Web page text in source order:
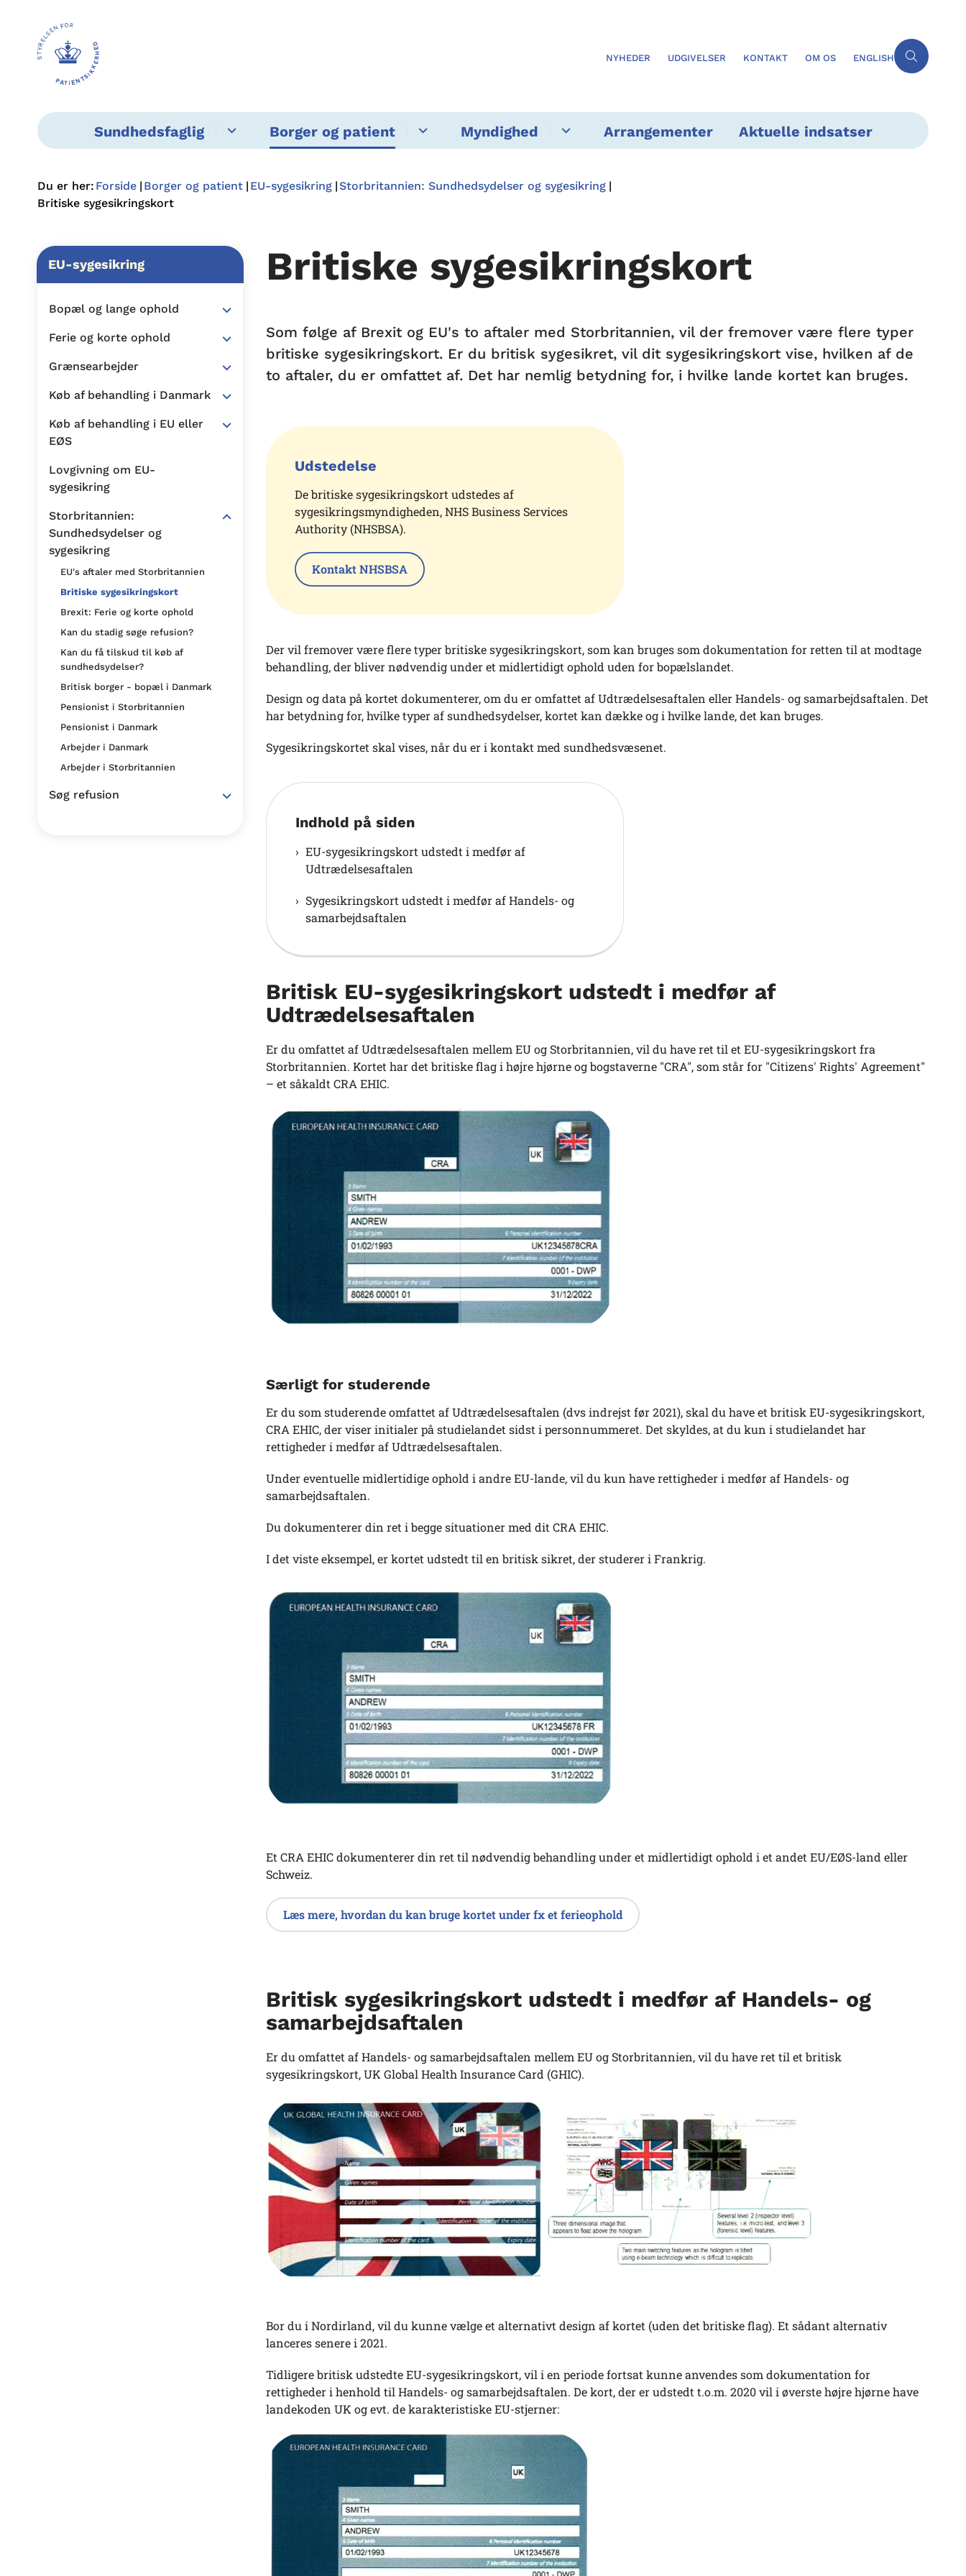
NYHEDER UDGIVELSER KONTAKT OM OS ENGLISH
Sundhedsfaglig Borger og patient Myndighed Arrangementer Aktuelle indsatser
Du er her: Forside Borger og patient EU-sygesikring Storbritannien: Sundhedsydelser og sygesikring
Britiske sygesikringskort
EU-sygesikring
Bopæl og lange ophold
Ferie og korte ophold
Grænsearbejder
Køb af behandling i Danmark
Køb af behandling i EU eller
EØS
Lovgivning om EU-
sygesikring
Storbritannien:
Sundhedsydelser og
sygesikring
EU's aftaler med Storbritannien
Britiske sygesikringskort
Brexit: Ferie og korte ophold
Kan du stadig søge refusion?
Kan du få tilskud til køb af
sundhedsydelser?
Britisk borger - bopæl i Danmark
Pensionist i Storbritannien
Pensionist i Danmark
Arbejder i Danmark
Arbejder i Storbritannien
Søg refusion
Britiske sygesikringskort
Som følge af Brexit og EU's to aftaler med Storbritannien, vil der fremover være flere typer
britiske sygesikringskort. Er du britisk sygesikret, vil dit sygesikringskort vise, hvilken af de
to aftaler, du er omfattet af. Det har nemlig betydning for, i hvilke lande kortet kan bruges.
Udstedelse
De britiske sygesikringskort udstedes af
sygesikringsmyndigheden, NHS Business Services
Authority (NHSBSA).
Kontakt NHSBSA
Der vil fremover være flere typer britiske sygesikringskort, som kan bruges som dokumentation for retten til at modtage
behandling, der bliver nødvendig under et midlertidigt ophold uden for bopælslandet.
Design og data på kortet dokumenterer, om du er omfattet af Udtrædelsesaftalen eller Handels- og samarbejdsaftalen. Det
har betydning for, hvilke typer af sundhedsydelser, kortet kan dække og i hvilke lande, det kan bruges.
Sygesikringskortet skal vises, når du er i kontakt med sundhedsvæsenet.
Indhold på siden
EU-sygesikringskort udstedt i medfør af
Udtrædelsesaftalen
Sygesikringskort udstedt i medfør af Handels- og
samarbejdsaftalen
Britisk EU-sygesikringskort udstedt i medfør af
Udtrædelsesaftalen
Er du omfattet af Udtrædelsesaftalen mellem EU og Storbritannien, vil du have ret til et EU-sygesikringskort fra
Storbritannien. Kortet har det britiske flag i højre hjørne og bogstaverne "CRA", som står for "Citizens' Rights' Agreement"
– et såkaldt CRA EHIC.
Særligt for studerende
Er du som studerende omfattet af Udtrædelsesaftalen (dvs indrejst før 2021), skal du have et britisk EU-sygesikringskort,
CRA EHIC, der viser initialer på studielandet sidst i personnummeret. Det skyldes, at du kun i studielandet har
rettigheder i medfør af Udtrædelsesaftalen.
Under eventuelle midlertidige ophold i andre EU-lande, vil du kun have rettigheder i medfør af Handels- og
samarbejdsaftalen.
Du dokumenterer din ret i begge situationer med dit CRA EHIC.
I det viste eksempel, er kortet udstedt til en britisk sikret, der studerer i Frankrig.
Et CRA EHIC dokumenterer din ret til nødvendig behandling under et midlertidigt ophold i et andet EU/EØS-land eller
Schweiz.
Læs mere, hvordan du kan bruge kortet under fx et ferieophold
Britisk sygesikringskort udstedt i medfør af Handels- og
samarbejdsaftalen
Er du omfattet af Handels- og samarbejdsaftalen mellem EU og Storbritannien, vil du have ret til et britisk
sygesikringskort, UK Global Health Insurance Card (GHIC).
Bor du i Nordirland, vil du kunne vælge et alternativt design af kortet (uden det britiske flag). Et sådant alternativ
lanceres senere i 2021.
Tidligere britisk udstedte EU-sygesikringskort, vil i en periode fortsat kunne anvendes som dokumentation for
rettigheder i henhold til Handels- og samarbejdsaftalen. De kort, der er udstedt t.o.m. 2020 vil i øverste højre hjørne have
landekoden UK og evt. de karakteristiske EU-stjerner: